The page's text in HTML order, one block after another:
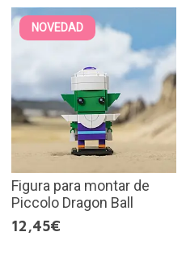
NOVEDAD
Figura para montar de
Piccolo Dragon Ball
12,45€